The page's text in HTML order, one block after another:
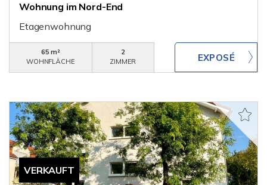
Wohnung im Nord-End
Etagenwohnung
65 m²
WOHNFLÄCHE
2
ZIMMER
VERKAUFT